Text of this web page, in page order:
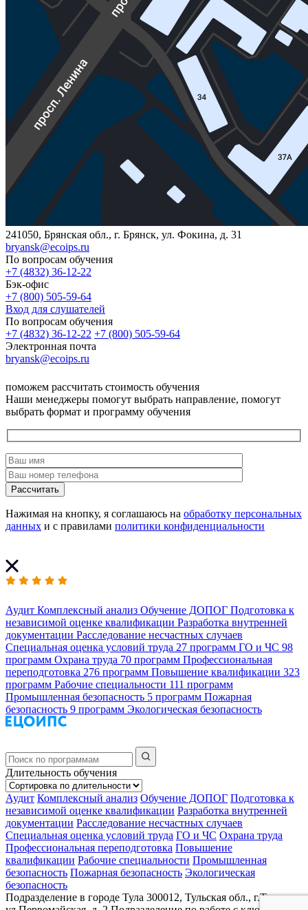
241050, Брянская обл., г. Брянск, ул. Фокина, д. 31
bryansk@ecoips.ru
По вопросам обучения
+7 (4832) 36-12-22
Бэк-офис
+7 (800) 505-59-64
Вход для слушателей
По вопросам обучения
+7 (4832) 36-12-22 +7 (800) 505-59-64
Электронная почта
bryansk@ecoips.ru
поможем рассчитать стоимость обучения
Наши менеджеры помогут выбрать направление, помогут
выбрать формат и программу обучения
Рассчитать
Нажимая на кнопку, я соглашаюсь на обработку персональных
данных и с правилами политики конфиденциальности
Аудит Комплексный анализ Обучение ДОПОГ Подготовка к
независимой оценке квалификации Разработка внутренней
документации Расследование несчастных случаев
Специальная оценка условий труда 27 программ ГО и ЧС 98
программ Охрана труда 70 программ Профессиональная
переподготовка 276 программ Повышение квалификации 323
программ Рабочие специальности 111 программ
Промышленная безопасность 5 программ Пожарная
безопасность 9 программ Экологическая безопасность
Длительность обучения
Аудит Комплексный анализ Обучение ДОПОГ Подготовка к
независимой оценке квалификации Разработка внутренней
документации Расследование несчастных случаев
Специальная оценка условий труда ГО и ЧС Охрана труда
Профессиональная переподготовка Повышение
квалификации Рабочие специальности Промышленная
безопасность Пожарная безопасность Экологическая
безопасность
Подразделение в городе Тула 300012, Тульская обл., г.Тула,